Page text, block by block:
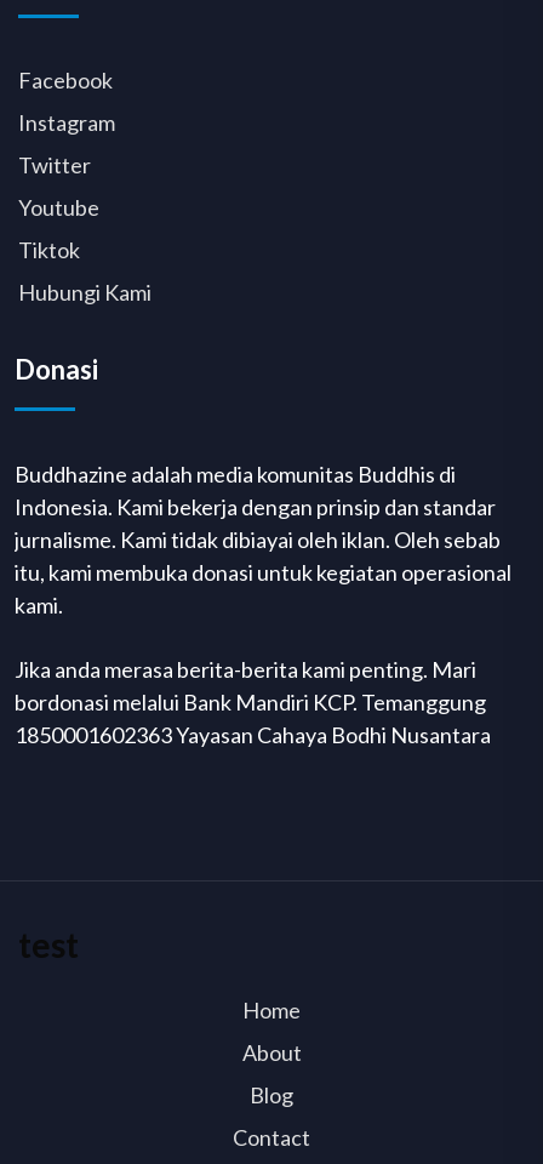
Facebook
Instagram
Twitter
Youtube
Tiktok
Hubungi Kami
Donasi
Buddhazine adalah media komunitas Buddhis di
Indonesia. Kami bekerja dengan prinsip dan standar
jurnalisme. Kami tidak dibiayai oleh iklan. Oleh sebab
itu, kami membuka donasi untuk kegiatan operasional
kami.
Jika anda merasa berita-berita kami penting. Mari
bordonasi melalui Bank Mandiri KCP. Temanggung
1850001602363 Yayasan Cahaya Bodhi Nusantara
test
Home
About
Blog
Contact